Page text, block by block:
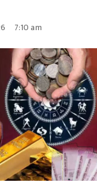
7:10 am